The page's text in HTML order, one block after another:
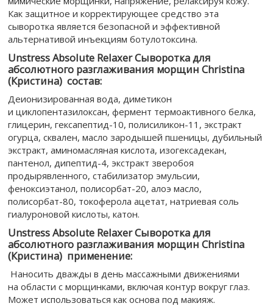
Как защитное и корректирующее средство эта
сыворотка является безопасной и эффективной
альтернативой инъекциям ботулотоксина.
Unstress Absolute Relaxer Сыворотка для
абсолютного разглаживания морщин Christina
(Кристина) cостав:
Деионизированная вода, диметикон
и циклопентазилоксан, фермент термоактивного белка,
глицерин, гексапептид-10, полисиликон-11, экстракт
огурца, сквален, масло зародышей пшеницы, дубильный
экстракт, аминомасляная кислота, изогексадекан,
пантенол, дипептид-4, экстракт зверобоя
продырявленного, стабилизатор эмульсии,
феноксиэтанол, полисорбат-20, алоэ масло,
полисорбат-80, токоферола ацетат, натриевая соль
гиалуроновой кислоты, катон.
Unstress Absolute Relaxer Сыворотка для
абсолютного разглаживания морщин Christina
(Кристина) применение:
Наносить дважды в день массажными движениями
на области с морщинками, включая контур вокруг глаз.
Может использоваться как основа под макияж.